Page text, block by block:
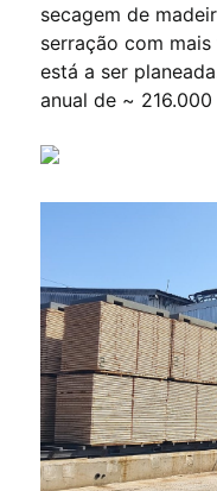
secagem de
serração com
está a ser
anual de ~ 216.000